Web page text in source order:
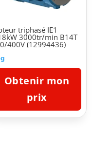
triphasé IE1
3000tr/min B14T
400V (12994436)
Obtenir mon
prix